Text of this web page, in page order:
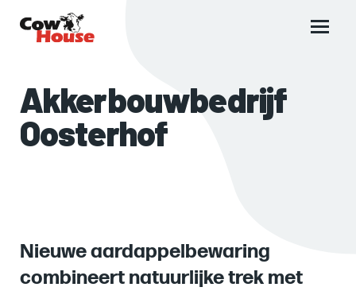
Main
Akkerbouwbedrijf
Oosterhof
Nieuwe aardappelbewaring
combineert natuurlijke trek met